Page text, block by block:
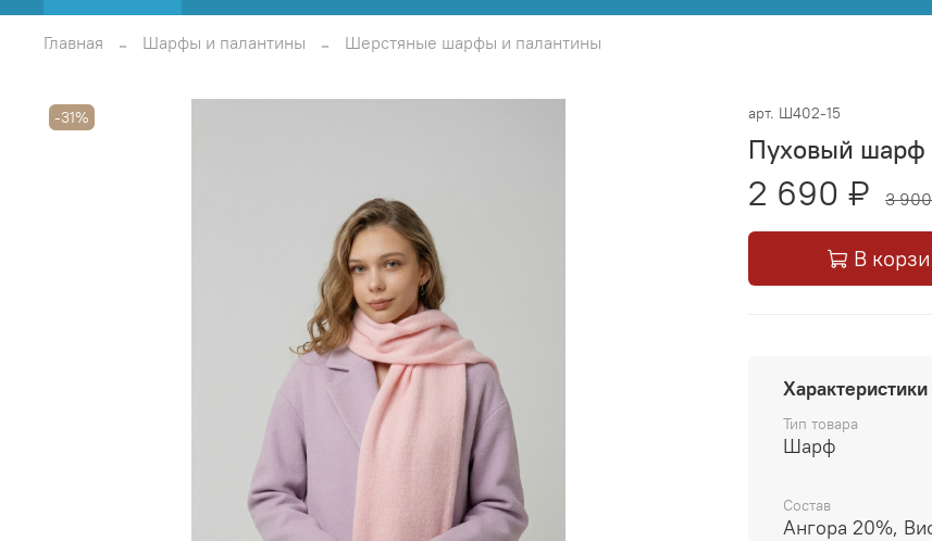
Главная Шарфы и палантины Шерстяные шарфы и палантины
-31% арт. Ш402-15
Пуховый
2 690 ₽ 3
В
Характеристики
Тип товара
Шарф
Состав
Ангора 20%,